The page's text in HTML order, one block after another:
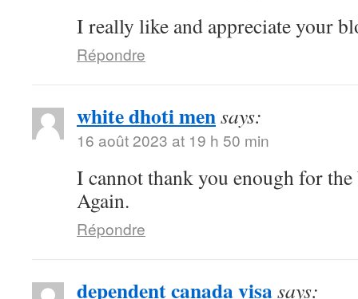
I really like and appreciate your
Répondre
white dhoti mensays:
16 août 2023 at 19 h 50 min
I cannot thank you enough for
Again.
Répondre
dependent canada visasays: